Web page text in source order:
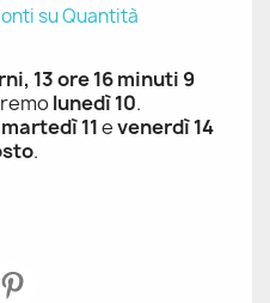
su Quantità
13 ore 16 minuti 9
lunedì 10.
martedì 11evenerdì 14
.